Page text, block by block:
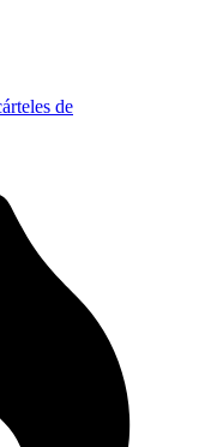
de